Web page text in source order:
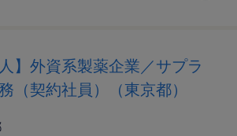
】外資系製薬企業／サプラ
（契約社員）（東京都）